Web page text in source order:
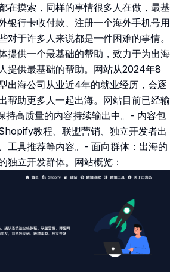
在摸索，同样的事情很多人在做，最基
银行卡收付款、注册一个海外手机号用
对于许多人来说都是一件困难的事情。
提供一个最基础的帮助，致力于为出海
提供最基础的帮助。网站从2024年8
出海公司从业近4年的就业经历，会逐
帮助更多人一起出海。网站目前已经输
持高质量的内容持续输出中。- 内容包
教程、联盟营销、独立开发者出
工具推荐等内容。- 面向群体：出海的
独立开发群体。网站概览：